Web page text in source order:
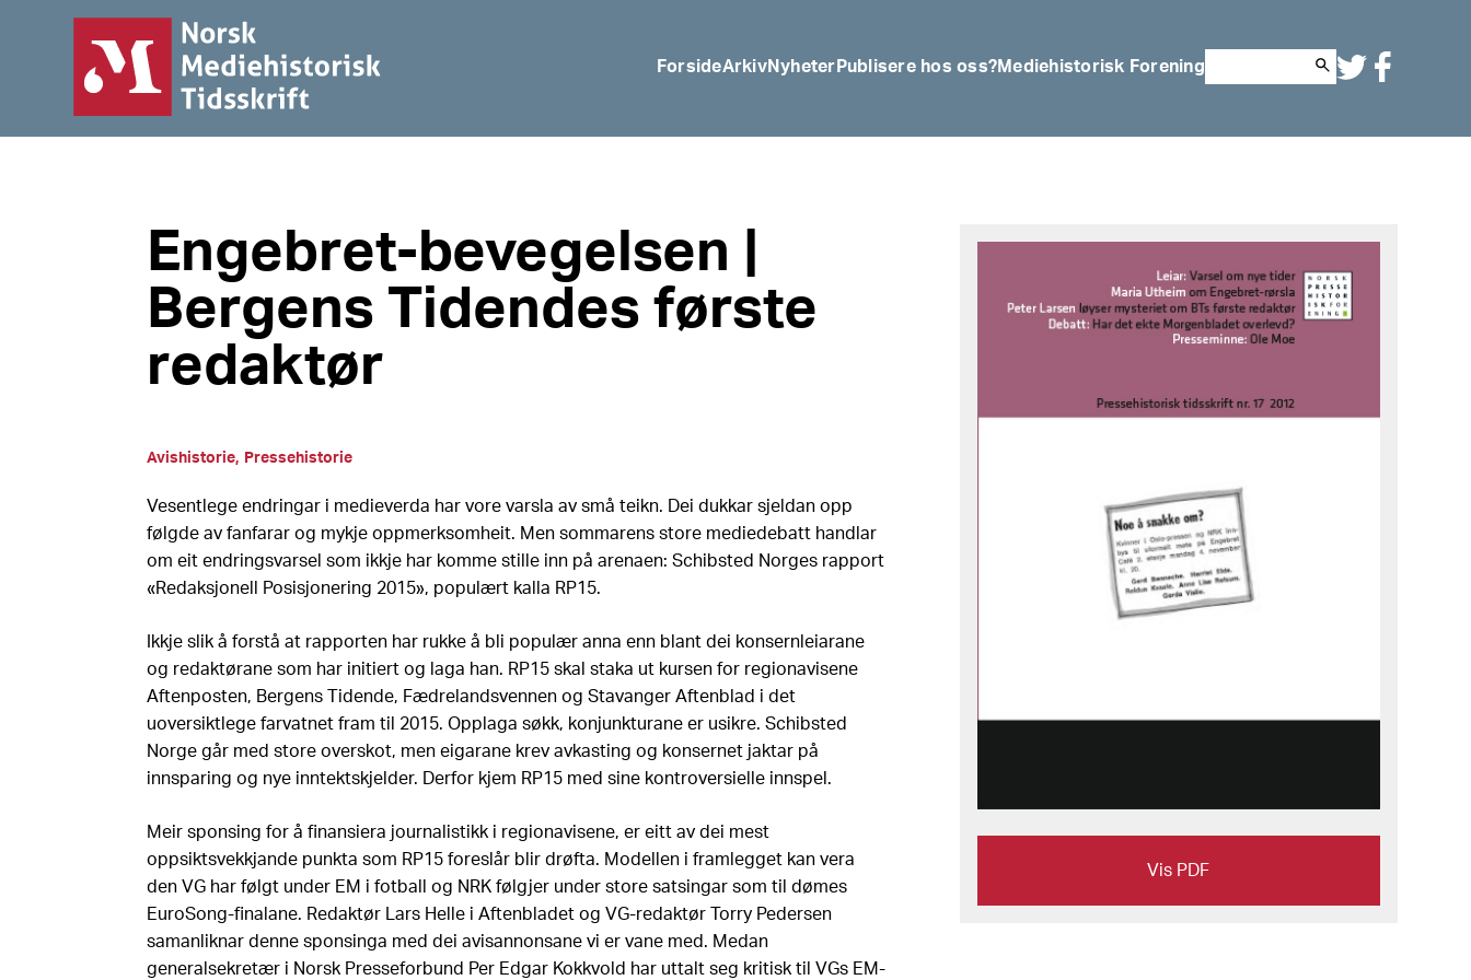
ForsideArkivNyheter Publisere hos oss?Mediehistorisk Forening
Engebret-bevegelsen |
Bergens Tidendes første
redaktør
Avishistorie Pressehistorie
Vesentlege endringar i medieverda har vore varsla av små teikn. Dei dukkar sjeldan opp
følgde av fanfarar og mykje oppmerksomheit. Men sommarens store mediedebatt handlar
om eit endringsvarsel som ikkje har komme stille inn på arenaen: Schibsted Norges rapport
«Redaksjonell Posisjonering 2015», populært kalla RP15.
Ikkje slik å forstå at rapporten har rukke å bli populær anna enn blant dei konsernleiarane
og redaktørane som har initiert og laga han. RP15 skal staka ut kursen for regionavisene
Aftenposten, Bergens Tidende, Fædrelandsvennen og Stavanger Aftenblad i det
uoversiktlege farvatnet fram til 2015. Opplaga søkk, konjunkturane er usikre. Schibsted
Norge går med store overskot, men eigarane krev avkasting og konsernet jaktar på
innsparing og nye inntektskjelder. Derfor kjem RP15 med sine kontroversielle innspel.
Meir sponsing for å finansiera journalistikk i regionavisene, er eitt av dei mest
oppsiktsvekkjande punkta som RP15 foreslår blir drøfta. Modellen i framlegget kan vera
den VG har følgt under EM i fotball og NRK følgjer under store satsingar som til dømes
EuroSong-finalane. Redaktør Lars Helle i Aftenbladet og VG-redaktør Torry Pedersen
samanliknar denne sponsinga med dei avisannonsane vi er vane med. Medan
generalsekretær i Norsk Presseforbund Per Edgar Kokkvold har uttalt seg kritisk til VGs EM-
Vis PDF